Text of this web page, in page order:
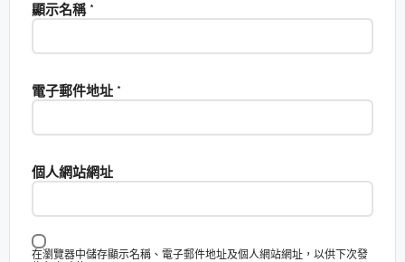
顯示名稱 *
電子郵件地址 *
個人網站網址
在瀏覽器中儲存顯示名稱、電子郵件地址及個人網站網址，以供下次發